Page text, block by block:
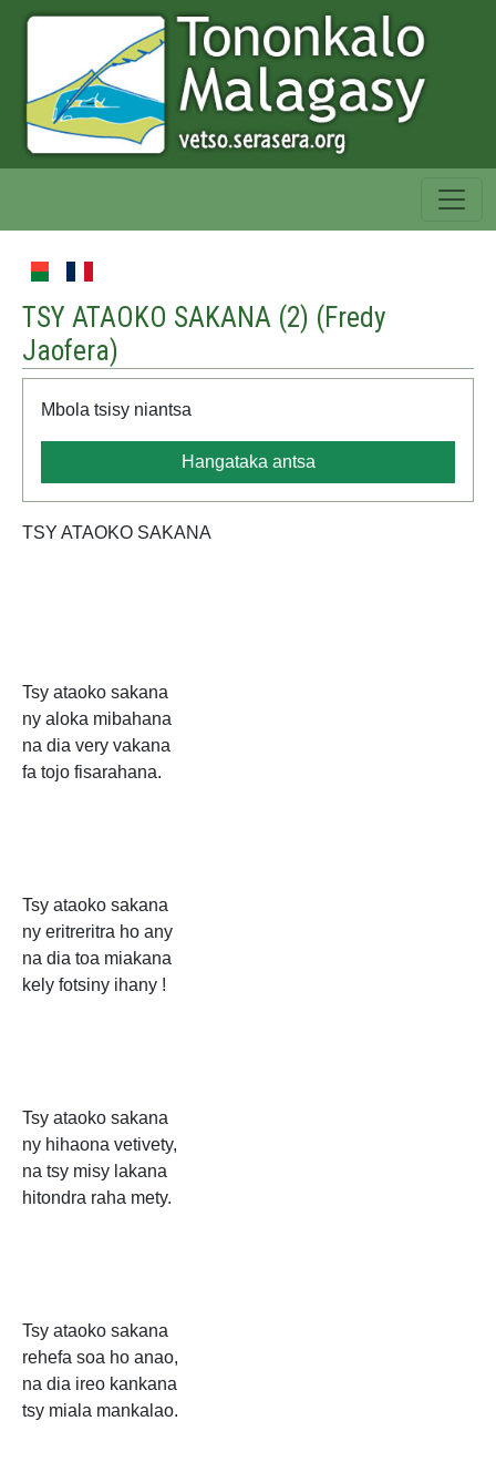
TSY ATAOKO SAKANA (2) (Fredy
Jaofera)
Mbola tsisy niantsa
Hangataka antsa
TSY ATAOKO SAKANA
Tsy ataoko sakana
ny aloka mibahana
na dia very vakana
fa tojo fisarahana.
Tsy ataoko sakana
ny eritreritra ho any
na dia toa miakana
kely fotsiny ihany !
Tsy ataoko sakana
ny hihaona vetivety,
na tsy misy lakana
hitondra raha mety.
Tsy ataoko sakana
rehefa soa ho anao,
na dia ireo kankana
tsy miala mankalao.